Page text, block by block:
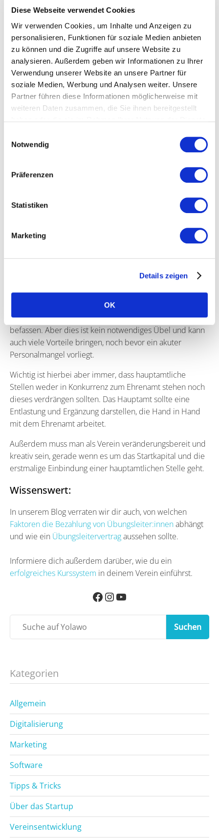
Diese Webseite verwendet Cookies
Wir verwenden Cookies, um Inhalte und Anzeigen zu
personalisieren, Funktionen für soziale Medien anbieten
zu können und die Zugriffe auf unsere Website zu
analysieren. Außerdem geben wir Informationen zu Ihrer
Verwendung unserer Website an unsere Partner für
soziale Medien, Werbung und Analysen weiter. Unsere
Partner führen diese Informationen möglicherweise mit
weiteren Daten zusammen, die Sie ihnen bereitgestellt
Notwendig
Präferenzen
Statistiken
Marketing
Details zeigen
OK
Die Anfangsfinanzierung ist meistens die größte Hürde
wenn die Effizienzsteigerungen und zusätzlichen
Einnahmen gerade zu Beginn noch nicht reichen, um eine
Stelle zu finanzieren, gibt es realistische Möglichkeiten,
die Einführung hauptamtlicher Stellen zu stemmen:
Klein Anfangen: Es muss nicht gleich eine
Vollzeitstelle sein. Leichter zu finanzieren und
dennoch gewinnbringend kann es sein, mit einer
: Plattformen wie
fairplaid
Startkapital für eine erste Stelle zu schaffen.
: Vielleicht gibt es in deinem
Sportverein Gönner, denen Fortbestand und
Weiterentwicklung des Vereins besonders wichtig
Kapazitäten haben, sich dem zu widmen, aber über
das nötige Kapital verfügen? Auch hier kann sich ein
Spendenaufruf lohnen!
Unter Umständen haben Vereine gar keine andere Wahl,
als sich mit der Einführung hauptamtlicher Stellen zu
befassen. Aber dies ist kein notwendiges Übel und kann
auch viele Vorteile bringen, noch bevor ein akuter
Personalmangel vorliegt.
Wichtig ist hierbei aber immer, dass hauptamtliche
Stellen weder in Konkurrenz zum Ehrenamt stehen noch
dieses verdrängen sollten. Das Hauptamt sollte eine
Entlastung und Ergänzung darstellen, die Hand in Hand
mit dem Ehrenamt arbeitet.
Außerdem muss man als Verein veränderungsbereit und
kreativ sein, gerade wenn es um das Startkapital und die
erstmalige Einbindung einer hauptamtlichen Stelle geht.
Wissenswert:
In unserem Blog verraten wir dir auch, von welchen
Faktoren die Bezahlung von Übungsleiter:innenabhängt
und wie ein Übungsleitervertragaussehen sollte.
Informiere dich außerdem darüber, wie du ein
erfolgreiches Kurssystem in deinem Verein einführst.
Suchen
Kategorien
Allgemein
Digitalisierung
Marketing
Software
Tipps & Tricks
Über das Startup
Vereinsentwicklung